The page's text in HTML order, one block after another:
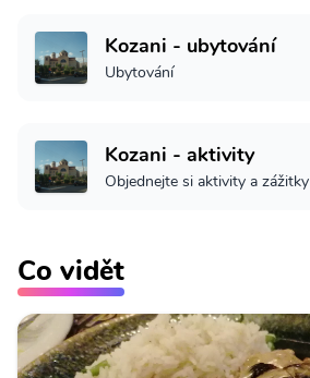
Kozani - ubytování
Ubytování
Kozani - aktivity
Objednejte si aktivity a zážitky
Co vidět